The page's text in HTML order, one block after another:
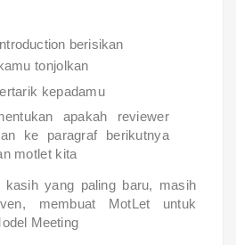
berisikan
tonjolkan
kepadamu
apakah reviewer
ke paragraf berikutnya
motlet kita
yang paling baru, masih
membuat MotLet untuk
Meeting